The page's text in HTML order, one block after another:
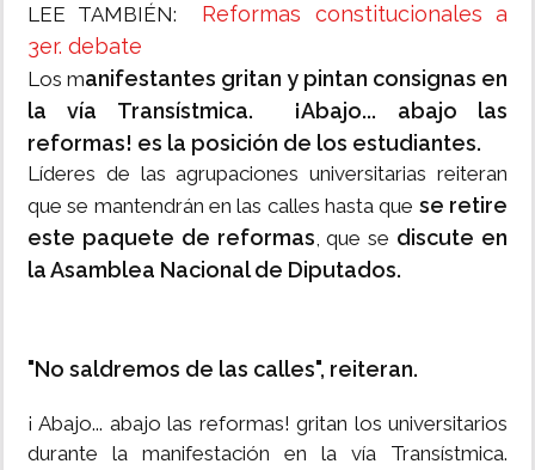
LEE TAMBIÉN: Reformas constitucionales a
3er. debate
Los manifestantes gritan y pintan consignas en
la vía Transístmica. ¡Abajo... abajo las
reformas! es la posición de los estudiantes.
Líderes de las agrupaciones universitarias reiteran
que se mantendrán en las calles hasta que se retire
este paquete de reformas, que se discute en
la Asamblea Nacional de Diputados.
"No saldremos de las calles", reiteran.
¡ Abajo... abajo las reformas! gritan los universitarios
durante la manifestación en la vía Transístmica.